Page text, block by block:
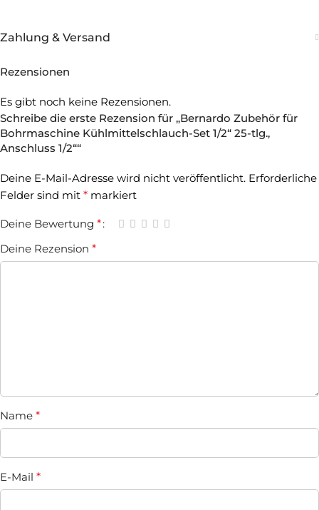
Zahlung & Versand
Rezensionen
Es gibt noch keine Rezensionen.
Schreibe die erste Rezension für „Bernardo Zubehör für
Bohrmaschine Kühlmittelschlauch-Set 1/2“ 25-tlg.,
Anschluss 1/2““
Deine E-Mail-Adresse wird nicht veröffentlicht. Erforderliche
Felder sind mit * markiert
Deine Bewertung *
Deine Rezension *
Name *
E-Mail *